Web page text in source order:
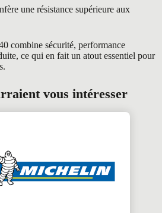
une résistance supérieure aux
combine sécurité, performance
ce qui en fait un atout essentiel pour
vous intéresser